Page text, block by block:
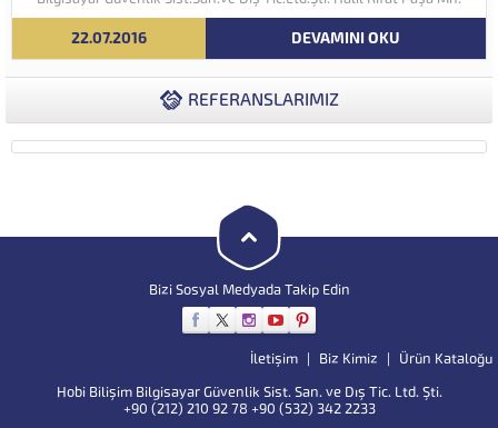
Perpa Ticaret Merkezi A Blok Kat:5 No:71-73 (34384) Şişli...
22.07.2016 DEVAMINI OKU
REFERANSLARIMIZ
Bizi Sosyal Medyada Takip Edin
İletişim Biz Kimiz
Ürün Kataloğu
Hobi Bilişim Bilgisayar Güvenlik Sist. San. ve Dış Tic. Ltd. Şti.
+90 (212) 210 92 78 +90 (532) 342 2233